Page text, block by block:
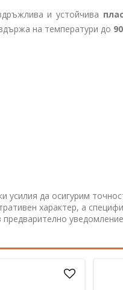
и устойчива
на температури до
усилия да осигурим
характер, а